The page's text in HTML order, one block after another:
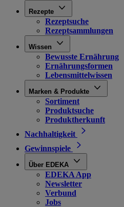
Rezepte
Rezeptsuche
Rezeptsammlungen
Wissen
Bewusste Ernährung
Ernährungsformen
Lebensmittelwissen
Marken & Produkte
Sortiment
Produktsuche
Produktherkunft
Nachhaltigkeit
Gewinnspiele
Über EDEKA
EDEKA App
Newsletter
Verbund
Jobs